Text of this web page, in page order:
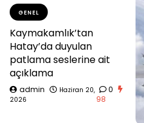
GENEL
Kaymakamlık’tan
Hatay’da duyulan
patlama seslerine ait
açıklama
admin
Haziran 20,
2026
0
98